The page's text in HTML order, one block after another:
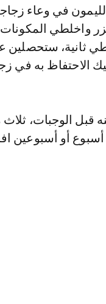
في وعاء
واخلطي
ثانية، ستحصلين
الاحتفاظ به في
قبل الوجبات،
أسبوع أو